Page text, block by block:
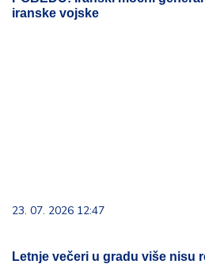
iranske vojske
23. 07. 2026 12:47
Letnje večeri u gradu više nisu